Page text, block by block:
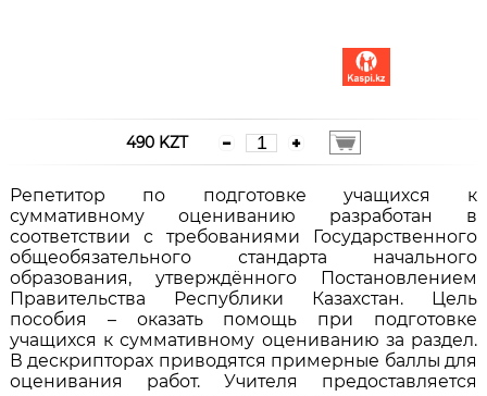
490 KZT
Репетитор по подготовке учащихся к
суммативному оцениванию разработан в
соответствии с требованиями Государственного
общеобязательного стандарта начального
образования, утверждённого Постановлением
Правительства Республики Казахстан. Цель
пособия – оказать помощь при подготовке
учащихся к суммативному оцениванию за раздел.
В дескрипторах приводятся примерные баллы для
оценивания работ. Учителя предоставляется